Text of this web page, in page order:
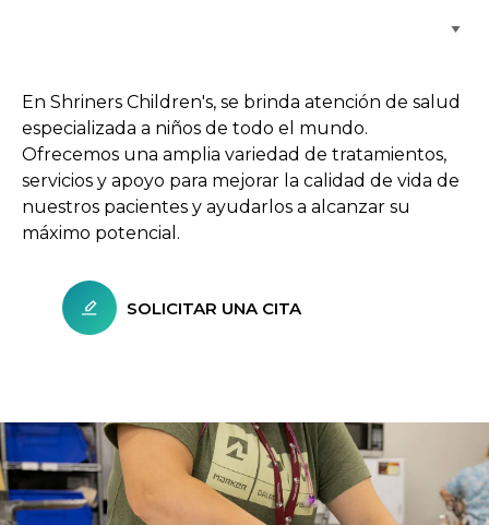
En Shriners Children's, se brinda atención de salud
especializada a niños de todo el mundo.
Ofrecemos una amplia variedad de tratamientos,
servicios y apoyo para mejorar la calidad de vida de
nuestros pacientes y ayudarlos a alcanzar su
máximo potencial.
SOLICITAR UNA CITA